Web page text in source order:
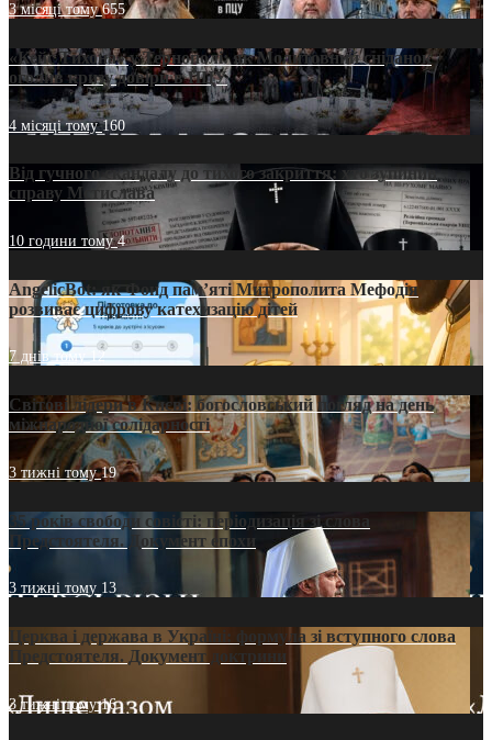
3 місяці тому655
«Кейс Тихона» у Тернополі: як Молитовний сніданок
оголив кризу довіри в ПЦУ
4 місяці тому160
Від гучного скандалу до тихого закриття: хто зупинив
справу Мстислава
10 години тому4
AngelicBot: як Фонд пам’яті Митрополита Мефодія
розвиває цифрову катехизацію дітей
7 днів тому12
Світові лідери в Києві: богословський погляд на день
міжнародної солідарності
3 тижні тому19
35 років свободи совісті: періодизація зі слова
Предстоятеля. Документ епохи
3 тижні тому 13
Церква і держава в Україні: формула зі вступного слова
Предстоятеля. Документ доктрини
3 тижні тому16